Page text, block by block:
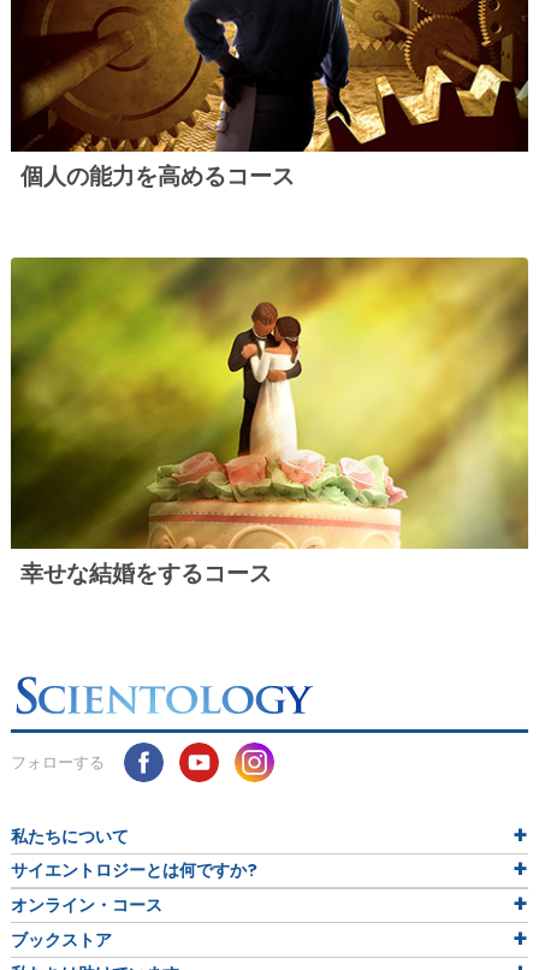
個人の能力を高めるコース
幸せな結婚をするコース
フォローする
私たちについて
サイエントロジーとは何ですか?
オンライン・コース
ブックストア